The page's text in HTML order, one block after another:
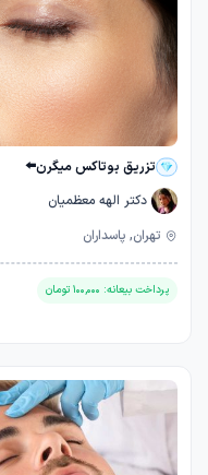
تزریق بوتاکس میگرن⬅️
دکتر الهه معظمیان
تهران, پاسداران
پرداخت بیعانه: 100,000 تومان